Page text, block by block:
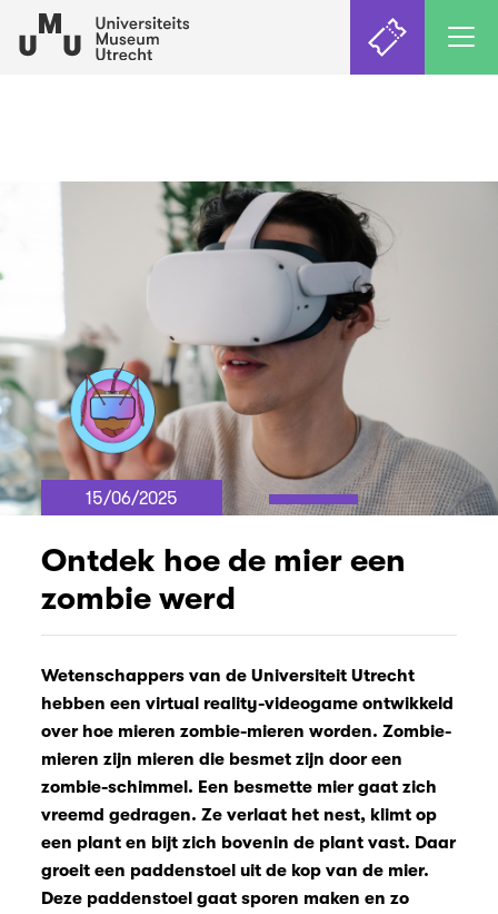
15/06/2025
Ontdek hoe de mier een
zombie werd
Wetenschappers van de Universiteit Utrecht
hebben een virtual reality-videogame ontwikkeld
over hoe mieren zombie-mieren worden. Zombie-
mieren zijn mieren die besmet zijn door een
zombie-schimmel. Een besmette mier gaat zich
vreemd gedragen. Ze verlaat het nest, klimt op
een plant en bijt zich bovenin de plant vast. Daar
groeit een paddenstoel uit de kop van de mier.
Deze paddenstoel gaat sporen maken en zo